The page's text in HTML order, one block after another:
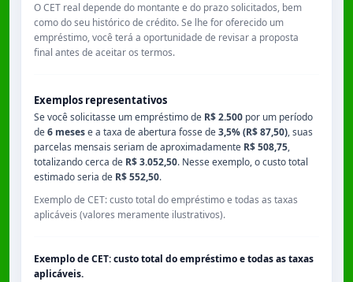
O CET real depende do montante e do prazo solicitados, bem
como do seu histórico de crédito. Se lhe for oferecido um
empréstimo, você terá a oportunidade de revisar a proposta
final antes de aceitar os termos.
Exemplos representativos
Se você solicitasse um empréstimo de R$ 2.500 por um período
de6 mesese a taxa de abertura fosse de3,5% (R$ 87,50), suas
parcelas mensais seriam de aproximadamente R$ 508,75,
totalizando cerca de R$ 3.052,50. Nesse exemplo, o custo total
estimado seria de R$ 552,50.
Exemplo de CET: custo total do empréstimo e todas as taxas
aplicáveis (valores meramente ilustrativos).
Exemplo de CET: custo total do empréstimo e todas as taxas
aplicáveis.